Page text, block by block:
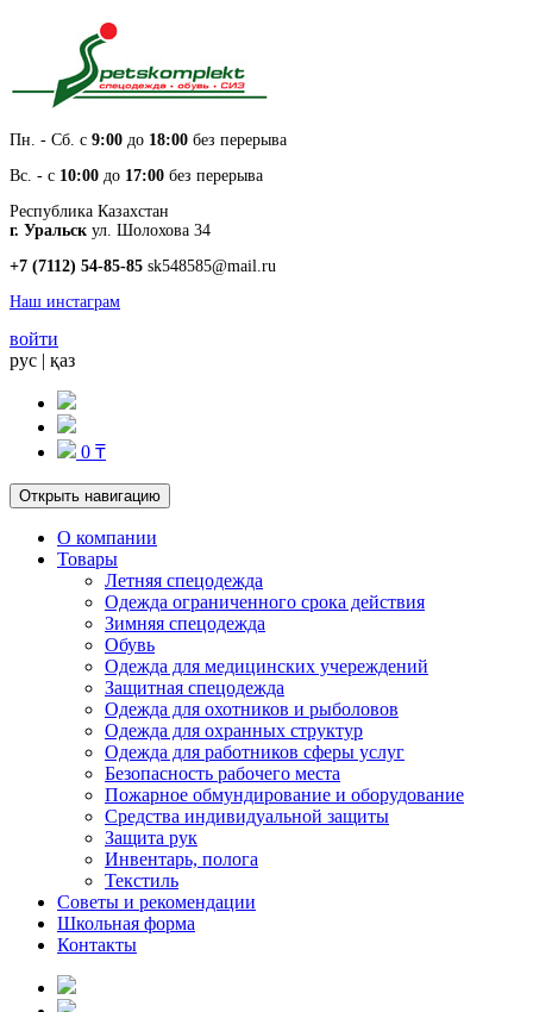
Пн. - Cб. с 9:00 до 18:00 без перерыва
Вс. - с 10:00 до 17:00 без перерыва
Республика Казахстан
г. Уральск ул. Шолохова 34
+7 (7112) 54-85-85 sk548585@mail.ru
Наш инстаграм
войти
рус | қаз
0 ₸
Открыть навигацию
О компании
Товары
Летняя спецодежда
Одежда ограниченного срока действия
Зимняя спецодежда
Обувь
Одежда для медицинских учереждений
Защитная спецодежда
Одежда для охотников и рыболовов
Одежда для охранных структур
Одежда для работников сферы услуг
Безопасность рабочего места
Пожарное обмундирование и оборудование
Средства индивидуальной защиты
Защита рук
Инвентарь, полога
Текстиль
Советы и рекомендации
Школьная форма
Контакты